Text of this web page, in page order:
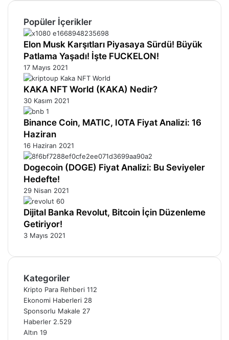
Popüler İçerikler
Elon Musk Karşıtları Piyasaya Sürdü! Büyük
Patlama Yaşadı! İşte FUCKELON!
17 Mayıs 2021
KAKA NFT World (KAKA) Nedir?
30 Kasım 2021
Binance Coin, MATIC, IOTA Fiyat Analizi: 16
Haziran
16 Haziran 2021
Dogecoin (DOGE) Fiyat Analizi: Bu Seviyeler
Hedefte!
29 Nisan 2021
Dijital Banka Revolut, Bitcoin İçin Düzenleme
Getiriyor!
3 Mayıs 2021
Kategoriler
Kripto Para Rehberi 112
Ekonomi Haberleri 28
Sponsorlu Makale 27
Haberler 2.529
Altın 19